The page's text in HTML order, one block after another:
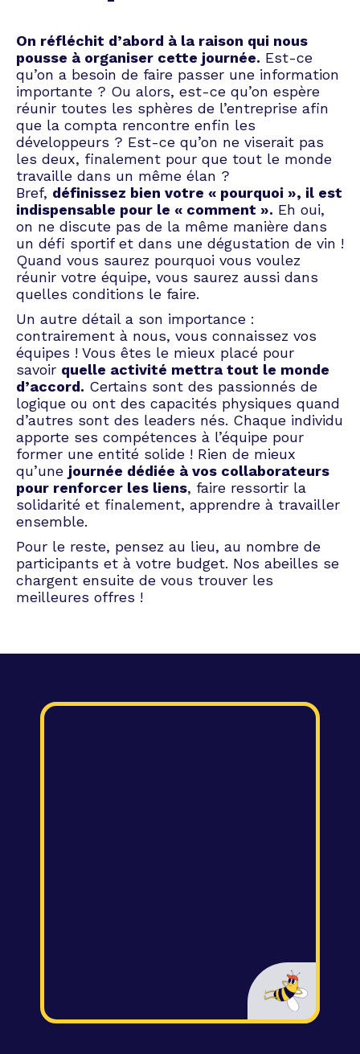
équipe, renforcer votre culture
d'entreprise ou célébrer une
réalisation importante. Faites-
nous confiance pour faire de
votre journée d'entreprise un
succès total.
On réfléchit d’abord à la raison qui nous
pousse à organiser cette journée. Est-ce
qu’on a besoin de faire passer une information
importante ? Ou alors, est-ce qu’on espère
réunir toutes les sphères de l’entreprise afin
que la compta rencontre enfin les
développeurs ? Est-ce qu’on ne viserait pas
les deux, finalement pour que tout le monde
travaille dans un même élan ?
Bref, définissez bien votre « pourquoi », il est
indispensable pour le « comment ». Eh oui,
on ne discute pas de la même manière dans
un défi sportif et dans une dégustation de vin !
Quand vous saurez pourquoi vous voulez
réunir votre équipe, vous saurez aussi dans
quelles conditions le faire.
Un autre détail a son importance :
contrairement à nous, vous connaissez vos
équipes ! Vous êtes le mieux placé pour
savoir quelle activité mettra tout le monde
d’accord. Certains sont des passionnés de
logique ou ont des capacités physiques quand
d’autres sont des leaders nés. Chaque individu
apporte ses compétences à l’équipe pour
former une entité solide ! Rien de mieux
qu’une journée dédiée à vos collaborateurs
pour renforcer les liens, faire ressortir la
solidarité et finalement, apprendre à travailler
ensemble.
Pour le reste, pensez au lieu, au nombre de
participants et à votre budget. Nos abeilles se
chargent ensuite de vous trouver les
meilleures offres !